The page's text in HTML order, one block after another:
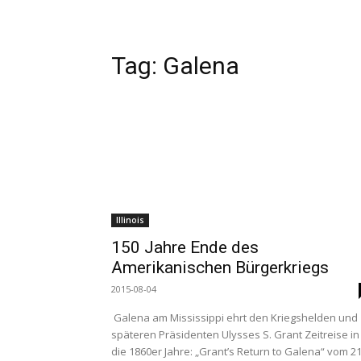
Tag: Galena
Illinois
150 Jahre Ende des
Amerikanischen Bürgerkriegs
2015-08-04
Galena am Mississippi ehrt den Kriegshelden und
späteren Präsidenten Ulysses S. Grant Zeitreise in
die 1860er Jahre: „Grant’s Return to Galena“ vom